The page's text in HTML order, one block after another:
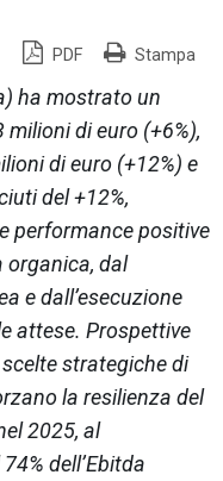
PDF Stampa
ha mostrato un
di euro (+6%),
di euro (+12%) e
del +12%,
performance positive
dal
e dall’esecuzione
attese. Prospettive
strategiche di
la resilienza del
2025, al
dell’Ebitda